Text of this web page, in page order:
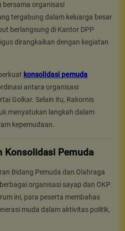
bersama organisasi
tergabung dalam keluarga besar
berlangsung di Kantor DPP
dirangkaikan dengan kegiatan
konsolidasi pemuda
antara organisasi
Golkar. Selain itu, Rakornis
menyatukan langkah dalam
kepemudaan.
Konsolidasi Pemuda
Bidang Pemuda dan Olahraga
organisasi sayap dan OKP
ini, para peserta membahas
muda dalam aktivitas politik,